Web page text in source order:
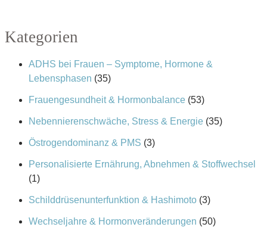
Kategorien
ADHS bei Frauen – Symptome, Hormone &
Lebensphasen (35)
Frauengesundheit & Hormonbalance (53)
Nebennierenschwäche, Stress & Energie (35)
Östrogendominanz & PMS (3)
Personalisierte Ernährung, Abnehmen & Stoffwechsel
(1)
Schilddrüsenunterfunktion & Hashimoto (3)
Wechseljahre & Hormonveränderungen (50)